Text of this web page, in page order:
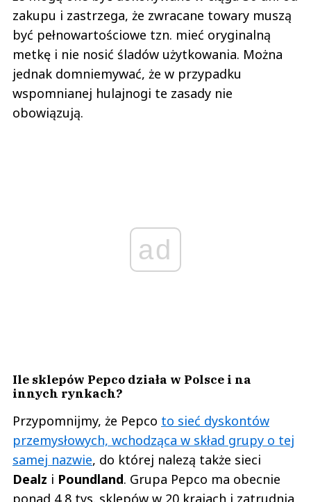
zakupu i zastrzega, że zwracane towary muszą
być pełnowartościowe tzn. mieć oryginalną
metkę i nie nosić śladów użytkowania. Można
jednak domniemywać, że w przypadku
wspomnianej hulajnogi te zasady nie
obowiązują.
ad
Ile sklepów Pepco działa w Polsce i na
innych rynkach?
Przypomnijmy, że Pepco to sieć dyskontów
przemysłowych, wchodząca w skład grupy o tej
samej nazwie, do której nalezą także sieci
Dealz i Poundland. Grupa Pepco ma obecnie
ponad 4,8 tys. sklepów w 20 krajach i zatrudnia